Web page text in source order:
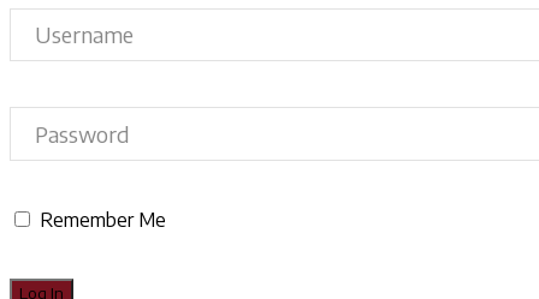
Remember Me